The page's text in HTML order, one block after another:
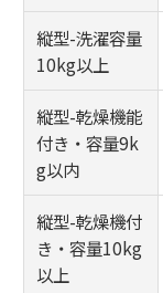
縦型-洗濯容量
10kg以上
縦型-乾燥機能
付き・容量9k
g以内
縦型-乾燥機付
き・容量10kg
以上